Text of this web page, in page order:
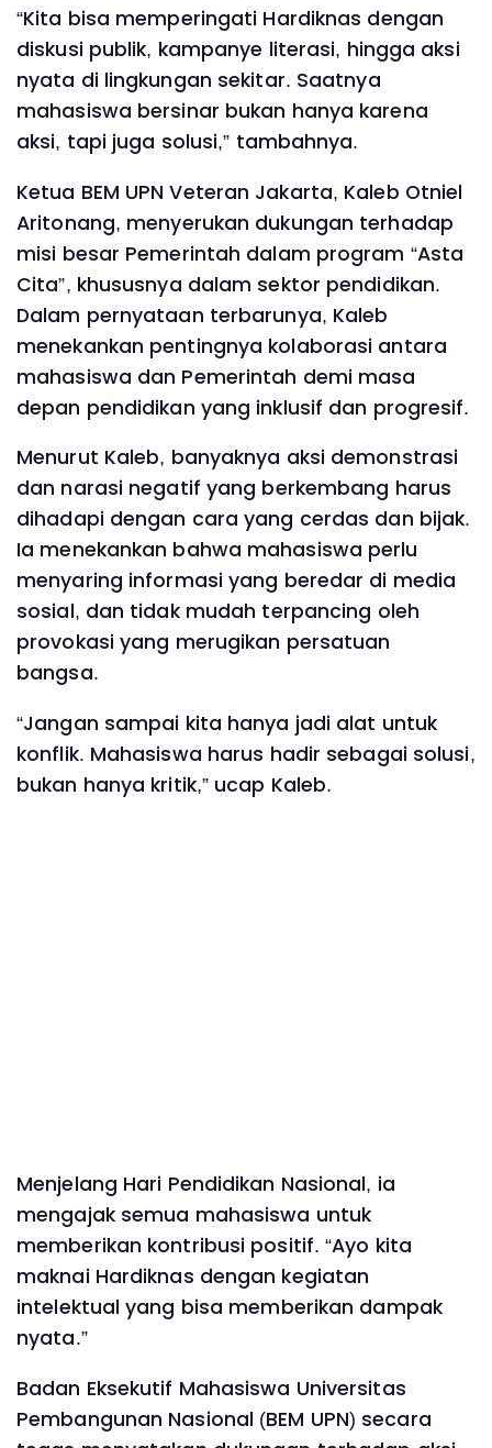
“Kita bisa memperingati Hardiknas dengan
diskusi publik, kampanye literasi, hingga aksi
nyata di lingkungan sekitar. Saatnya
mahasiswa bersinar bukan hanya karena
aksi, tapi juga solusi,” tambahnya.
Ketua BEM UPN Veteran Jakarta, Kaleb Otniel
Aritonang, menyerukan dukungan terhadap
misi besar Pemerintah dalam program “Asta
Cita”, khususnya dalam sektor pendidikan.
Dalam pernyataan terbarunya, Kaleb
menekankan pentingnya kolaborasi antara
mahasiswa dan Pemerintah demi masa
depan pendidikan yang inklusif dan progresif.
Menurut Kaleb, banyaknya aksi demonstrasi
dan narasi negatif yang berkembang harus
dihadapi dengan cara yang cerdas dan bijak.
Ia menekankan bahwa mahasiswa perlu
menyaring informasi yang beredar di media
sosial, dan tidak mudah terpancing oleh
provokasi yang merugikan persatuan
bangsa.
“Jangan sampai kita hanya jadi alat untuk
konflik. Mahasiswa harus hadir sebagai solusi,
bukan hanya kritik,” ucap Kaleb.
Menjelang Hari Pendidikan Nasional, ia
mengajak semua mahasiswa untuk
memberikan kontribusi positif. “Ayo kita
maknai Hardiknas dengan kegiatan
intelektual yang bisa memberikan dampak
nyata.”
Badan Eksekutif Mahasiswa Universitas
Pembangunan Nasional (BEM UPN) secara